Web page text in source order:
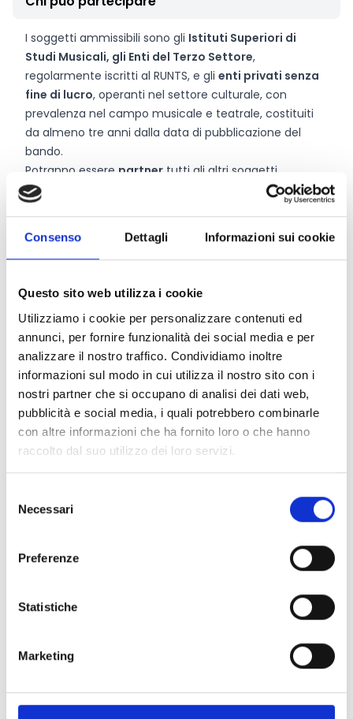
Consenso Dettagli Informazioni sui cookie
Questo sito web utilizza i cookie
Utilizziamo i cookie per personalizzare contenuti ed
annunci, per fornire funzionalità dei social media e per
analizzare il nostro traffico. Condividiamo inoltre
informazioni sul modo in cui utilizza il nostro sito con i
nostri partner che si occupano di analisi dei dati web,
pubblicità e social media, i quali potrebbero combinarle
con altre informazioni che ha fornito loro o che hanno
raccolto dal suo utilizzo dei loro servizi.
delNecessari
Preferenze
Statistiche
Marketing
I soggetti ammissibili sono gli Istituti Superiori di
Studi Musicali, gli Enti del Terzo Settore,
regolarmente iscritti al RUNTS, e gli enti privati senza
fine di lucro, operanti nel settore culturale, con
prevalenza nel campo musicale e teatrale, costituiti
da almeno tre anni dalla data di pubblicazione del
bando.
Potranno essere partner tutti gli altri soggetti,
indipendentemente dalla loro natura giuridica, che
apportino un fattivo contributo alla realizzazione del
alcun modo, diretto o indiretto, essere destinatari del
contributo della Fondazione.
Entità del contributo
Dotazione finanziaria complessiva:250.000 Euro
Contributo massimo:15.000 Euro
Quota di cofinanziamento:80%
Link e Documenti
Bando
Si consiglia di consultare regolarmente il sito web
informazioni addizionali.
Presta attenzione ai
adottati
lettura preliminare dei criteri ti aiuterà a capire se il